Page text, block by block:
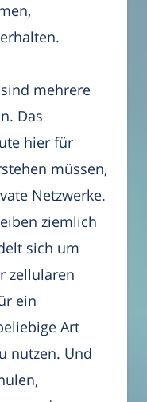
mehrere
Das
hier für
müssen,
Netzwerke.
ziemlich
sich um
zellularen
ein
Art
nutzen. Und